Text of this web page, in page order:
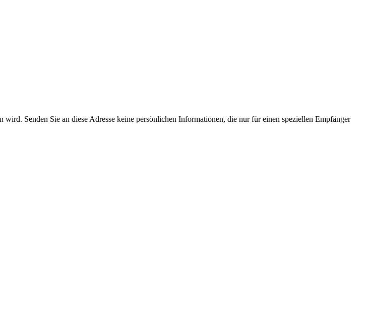
wird. Senden Sie an diese Adresse keine persönlichen Informationen, die nur für einen speziellen Empfänger